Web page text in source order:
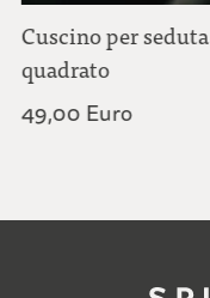
Cuscino per seduta
quadrato
49,00 Euro